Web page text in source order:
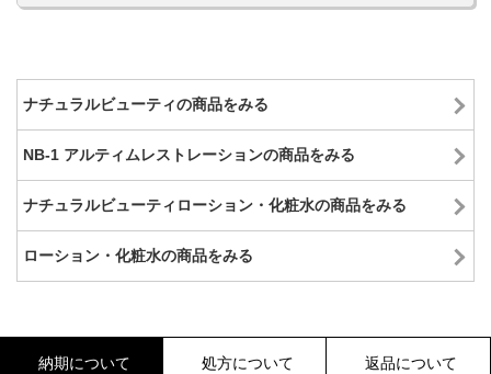
ナチュラルビューティの商品をみる
NB-1 アルティムレストレーションの商品をみる
ナチュラルビューティローション・化粧水の商品をみる
ローション・化粧水の商品をみる
納期について 処方について 返品について